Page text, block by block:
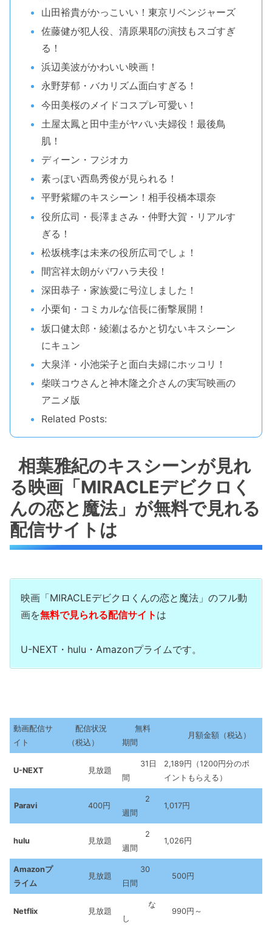
山田裕貴がかっこいい！東京リベンジャーズ
佐藤健が犯人役、清原果耶の演技もスゴすぎ
る！
浜辺美波がかわいい映画！
永野芽郁・バカリズム面白すぎる！
今田美桜のメイドコスプレ可愛い！
土屋太鳳と田中圭がヤバい夫婦役！最後鳥
肌！
ディーン・フジオカ
素っぽい西島秀俊が見られる！
平野紫耀のキスシーン！相手役橋本環奈
役所広司・長澤まさみ・仲野大賀・リアルす
ぎる！
松坂桃李は未来の役所広司でしょ！
間宮祥太朗がパワハラ夫役！
深田恭子・家族愛に号泣しました！
小栗旬・コミカルな信長に衝撃展開！
坂口健太郎・綾瀬はるかと切ないキスシーン
にキュン
大泉洋・小池栄子と面白夫婦にホッコリ！
柴咲コウさんと神木隆之介さんの実写映画の
アニメ版
Related Posts:
相葉雅紀のキスシーンが見れ
る映画「MIRACLEデビクロく
んの恋と魔法」が無料で見れる
配信サイトは
映画「MIRACLEデビクロくんの恋と魔法」のフル動
画を無料で見られる配信サイト は
U-NEXT・hulu・Amazonプライムです。
動画配信サ
イト
配信状況
（税込）
無料
期間
月額金額（税込）
U-NEXT 見放題
31日
間
2,189円（1200円分のポ
イントもらえる）
Paravi 400円
2
週間
1,017円
hulu 見放題
2
週間
1,026円
Amazonプ
ライム
見放題
30
日間
500円
Netflix 見放題
な
し
990円～